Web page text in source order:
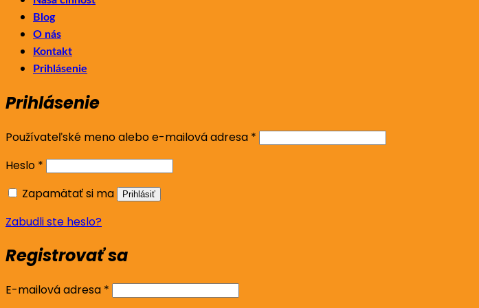
Blog
O nás
Kontakt
Prihlásenie
Prihlásenie
Používateľské meno alebo e-mailová adresa * Povinné
Heslo * Povinné
Zapamätať si ma
Prihlásiť
Zabudli ste heslo?
Registrovať sa
E-mailová adresa * Povinné